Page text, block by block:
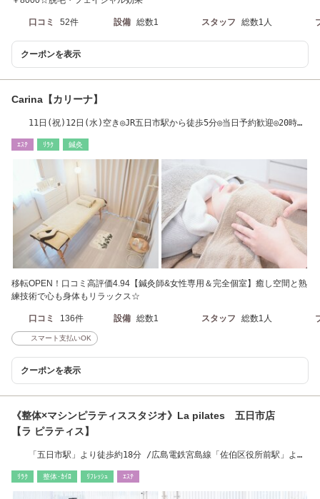
口コミ 52件 設備 総数1 スタッフ 総数1人
クーポンを表示
Carina【カリーナ】
11日(祝)12日(水)空き◎JR五日市駅から徒歩5分◎当日予約歓迎◎20時ま
ｴｽﾃ ﾘﾗｸ 鍼灸
移転OPEN！口コミ高評価4.94【鍼灸師&女性専用＆完全個室】癒し空間と熟
練技術で心も身体もリラックス☆
口コミ 136件 設備 総数1 スタッフ 総数1人
スマート支払いOK
クーポンを表示
《整体×マシンピラティススタジオ》La pilates 五日市店
【ラ ピラティス】
「五日市駅」より徒歩約18分 /広島電鉄宮島線「佐伯区役所前駅」より
ﾘﾗｸ 整体･ｶｲﾛ ﾘﾌﾚｯｼｭ ｴｽﾃ